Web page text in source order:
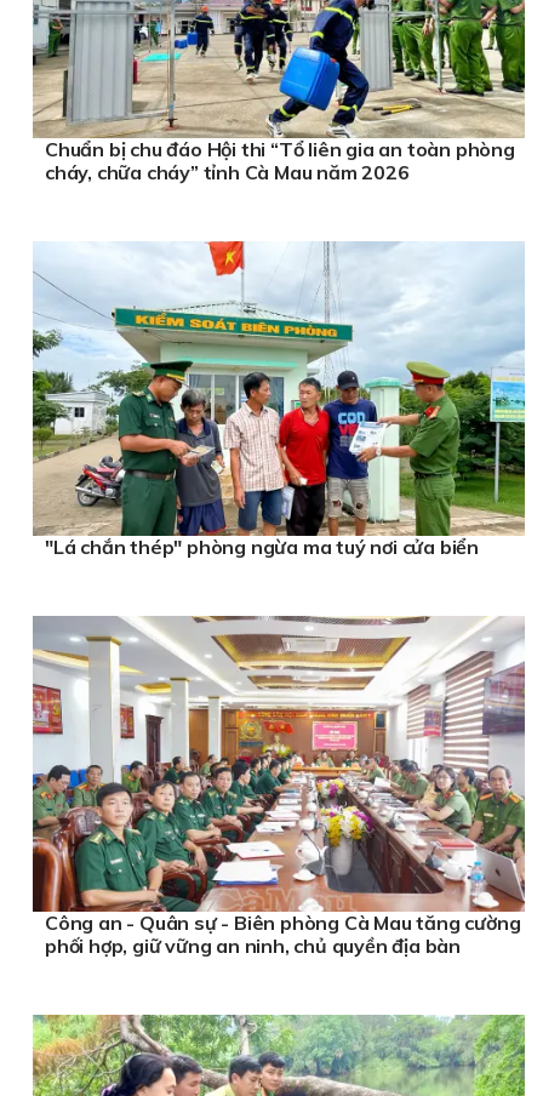
Chuẩn bị chu đáo Hội thi “Tổ liên gia an toàn phòng
cháy, chữa cháy” tỉnh Cà Mau năm 2026
"Lá chắn thép" phòng ngừa ma tuý nơi cửa biển
Công an - Quân sự - Biên phòng Cà Mau tăng cường
phối hợp, giữ vững an ninh, chủ quyền địa bàn